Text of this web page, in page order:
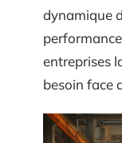
dynamique
entreprises
besoin face